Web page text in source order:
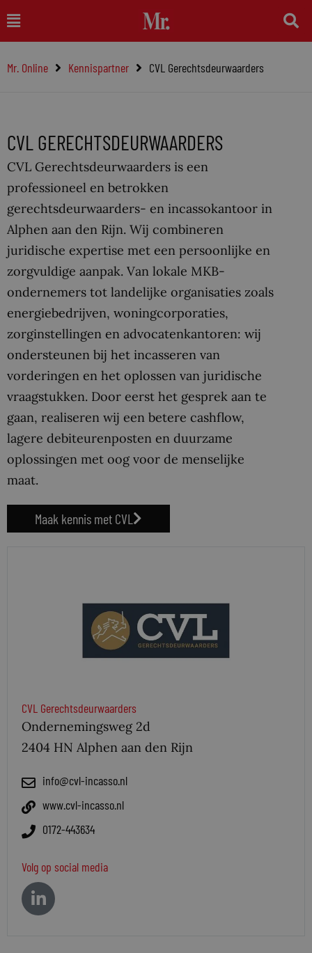
naar
inhoud
Main
Menu
Mr. Online Kennispartner CVL Gerechtsdeurwaarders
CVL GERECHTSDEURWAARDERS
CVL Gerechtsdeurwaarders is een
professioneel en betrokken
gerechtsdeurwaarders- en incassokantoor in
Alphen aan den Rijn. Wij combineren
juridische expertise met een persoonlijke en
zorgvuldige aanpak. Van lokale MKB-
ondernemers tot landelijke organisaties zoals
energiebedrijven, woningcorporaties,
zorginstellingen en advocatenkantoren: wij
ondersteunen bij het incasseren van
vorderingen en het oplossen van juridische
vraagstukken. Door eerst het gesprek aan te
gaan, realiseren wij een betere cashflow,
lagere debiteurenposten en duurzame
oplossingen met oog voor de menselijke
maat.
Maak kennis met CVL
CVL Gerechtsdeurwaarders
Ondernemingsweg 2d
2404 HN Alphen aan den Rijn
info@cvl-incasso.nl
www.cvl-incasso.nl
0172-443634
Volg op social media